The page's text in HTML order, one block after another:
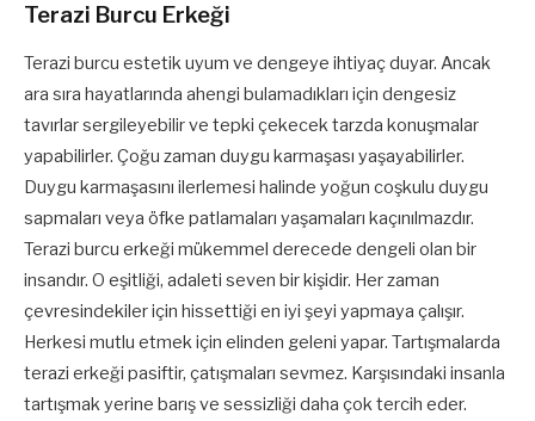
Terazi Burcu Erkeği
Terazi burcu estetik uyum ve dengeye ihtiyaç duyar. Ancak
ara sıra hayatlarında ahengi bulamadıkları için dengesiz
tavırlar sergileyebilir ve tepki çekecek tarzda konuşmalar
yapabilirler. Çoğu zaman duygu karmaşası yaşayabilirler.
Duygu karmaşasını ilerlemesi halinde yoğun coşkulu duygu
sapmaları veya öfke patlamaları yaşamaları kaçınılmazdır.
Terazi burcu erkeği mükemmel derecede dengeli olan bir
insandır. O eşitliği, adaleti seven bir kişidir. Her zaman
çevresindekiler için hissettiği en iyi şeyi yapmaya çalışır.
Herkesi mutlu etmek için elinden geleni yapar. Tartışmalarda
terazi erkeği pasiftir, çatışmaları sevmez. Karşısındaki insanla
tartışmak yerine barış ve sessizliği daha çok tercih eder.